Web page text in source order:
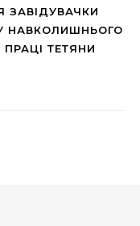
ЗАВІДУВАЧКИ
НАВКОЛИШНЬОГО
ТЕТЯНИ